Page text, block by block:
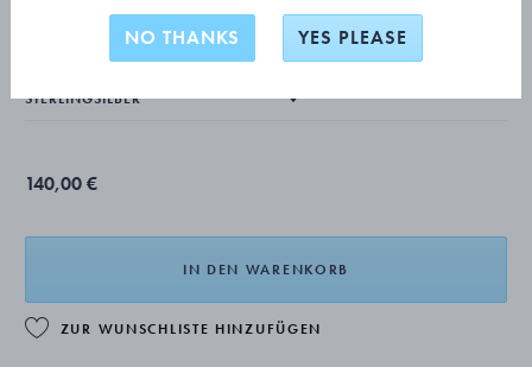
OFFSPRING Armband
140,00 €
IN DEN WARENKORB
ZUR WUNSCHLISTE HINZUFÜGEN
NO THANKS YES PLEASE